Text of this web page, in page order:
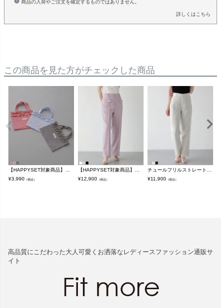
商品の入荷やご注文を確定するものではありません。
詳しくはこちら
この商品を見た方がチェックした商品
¥3,990 （税込）
¥12,900 （税込）
¥11,900 （税込）
高品質にこだわった大人可愛くお洒落なレディースファッション通販サ
イト